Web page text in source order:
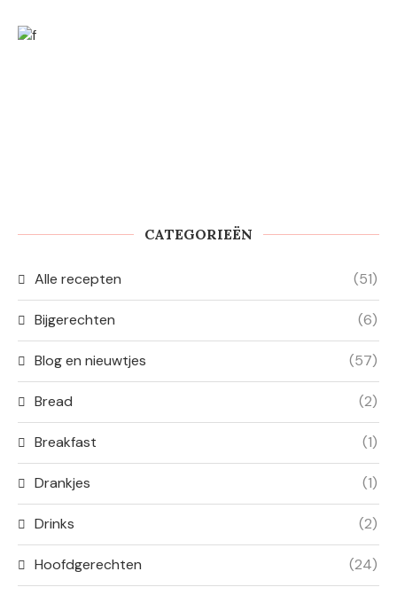
CATEGORIEËN
Alle recepten (51)
Bijgerechten (6)
Blog en nieuwtjes (57)
Bread (2)
Breakfast (1)
Drankjes (1)
Drinks (2)
Hoofdgerechten (24)